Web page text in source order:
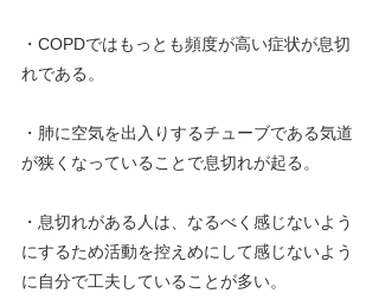
・COPDではもっとも頻度が高い症状が息切
れである。
・肺に空気を出入りするチューブである気道
が狭くなっていることで息切れが起る。
・息切れがある人は、なるべく感じないよう
にするため活動を控えめにして感じないよう
に自分で工夫していることが多い。